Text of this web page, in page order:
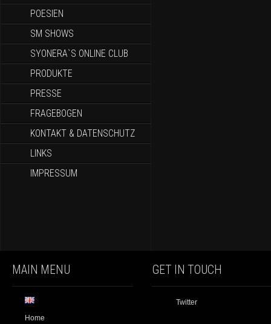
POESIEN
SM SHOWS
SYONERA`S ONLINE CLUB
PRODUKTE
PRESSE
FRAGEBOGEN
KONTAKT & DATENSCHUTZ
LINKS
IMPRESSUM
MAIN MENU
Home
GET IN TOUCH
Twitter